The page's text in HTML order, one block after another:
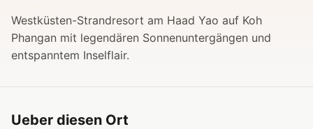
Westküsten-Strandresort am Haad Yao auf Koh
Phangan mit legendären Sonnenuntergängen und
entspanntem Inselflair.
Ueber diesen Ort